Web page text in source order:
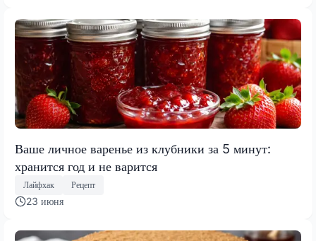
Ваше личное варенье из клубники за 5 минут:
хранится год и не варится
Лайфхак Рецепт
23 июня